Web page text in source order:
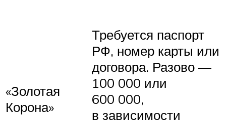
«Золотая
Корона»
Требуется паспорт
РФ, номер карты или
договора. Разово —
100 000 или
600 000,
в зависимости